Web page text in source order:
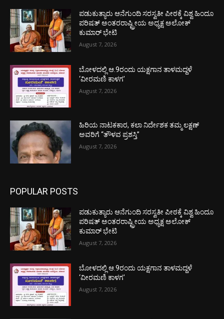
ಪಡುಕುತ್ಯಾರು ಆನೆಗುಂದಿ ಸರಸ್ವತೀ ಪೀಠಕ್ಕೆ ವಿಶ್ವ ಹಿಂದೂ
ಪರಿಷತ್ ಅಂತರರಾಷ್ಟ್ರೀಯ ಅಧ್ಯಕ್ಷ ಅಲೋಕ್
ಕುಮಾರ್ ಭೇಟಿ
August 7, 2026
ಬೋಳದಲ್ಲಿ ಆ.9ರಂದು ಯಕ್ಷಗಾನ ತಾಳಮದ್ದಳೆ
‘ವೀರಮಣಿ ಕಾಳಗ’
August 7, 2026
ಹಿರಿಯ ನಾಟಕಕಾರ, ಕಲಾ ನಿರ್ದೇಶಕ ತಮ್ಮ ಲಕ್ಷಣ್
ಅವರಿಗೆ “ತೌಳವ ಪ್ರಶಸ್ತಿ”
August 7, 2026
POPULAR POSTS
ಪಡುಕುತ್ಯಾರು ಆನೆಗುಂದಿ ಸರಸ್ವತೀ ಪೀಠಕ್ಕೆ ವಿಶ್ವ ಹಿಂದೂ
ಪರಿಷತ್ ಅಂತರರಾಷ್ಟ್ರೀಯ ಅಧ್ಯಕ್ಷ ಅಲೋಕ್
ಕುಮಾರ್ ಭೇಟಿ
August 7, 2026
ಬೋಳದಲ್ಲಿ ಆ.9ರಂದು ಯಕ್ಷಗಾನ ತಾಳಮದ್ದಳೆ
‘ವೀರಮಣಿ ಕಾಳಗ’
August 7, 2026